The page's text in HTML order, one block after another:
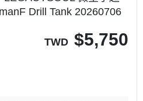
Drill Tank 20260706
TWD $5,750